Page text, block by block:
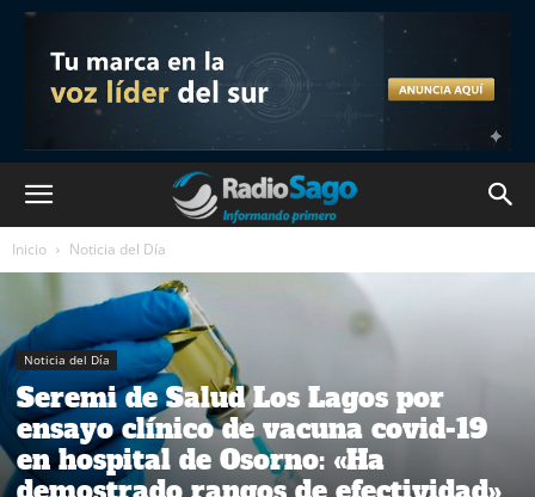
Inicio Noticia del Día
Noticia del Día
Seremi de Salud Los Lagos por
ensayo clínico de vacuna covid-19
en hospital de Osorno: «Ha